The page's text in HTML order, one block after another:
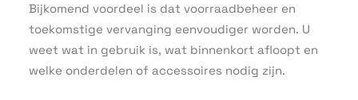
Bijkomend voordeel is dat voorraadbeheer en
toekomstige vervanging eenvoudiger worden. U
weet wat in gebruik is, wat binnenkort afloopt en
welke onderdelen of accessoires nodig zijn.